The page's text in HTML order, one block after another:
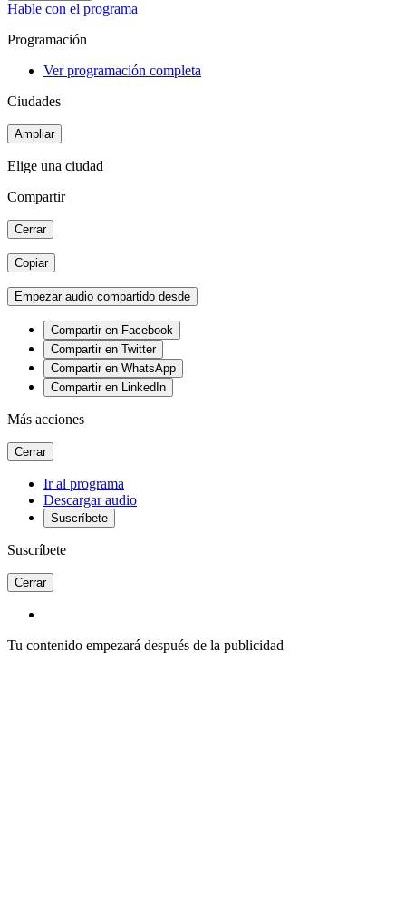
Hable con el programa
Programación
Ver programación completa
Ciudades
Ampliar
Elige una ciudad
Compartir
Cerrar
Copiar
Empezar audio compartido desde
Compartir en Facebook
Compartir en Twitter
Compartir en WhatsApp
Compartir en LinkedIn
Más acciones
Cerrar
Ir al programa
Descargar audio
Suscríbete
Suscríbete
Cerrar
Tu contenido empezará después de la publicidad